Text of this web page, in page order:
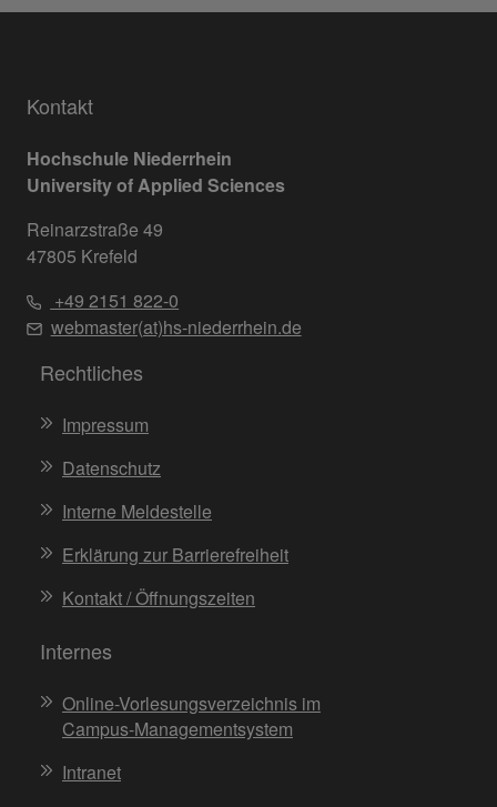
Kontakt
Hochschule Niederrhein
University of Applied Sciences
Reinarzstraße 49
47805 Krefeld
+49 2151 822-0
webmaster(at)hs-niederrhein.de
Rechtliches
Impressum
Datenschutz
Interne Meldestelle
Erklärung zur Barrierefreiheit
Kontakt / Öffnungszeiten
Internes
Online-Vorlesungsverzeichnis im
Campus-Managementsystem
Intranet